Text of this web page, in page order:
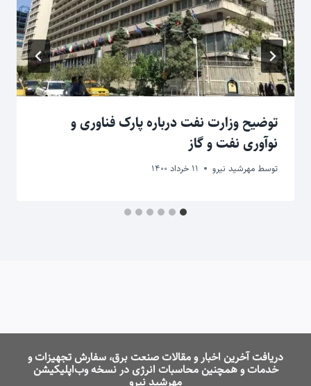
توضیح وزارت نفت درباره پارک فناوری و
نوآوری نفت و گاز
توسط مهرشید نیرو 11 خرداد 1400
دریافت آخرین اخبار و مقالات صنعت برق، سفارش تجهیزات و
خدمات و همچنین محاسبات انرژی در نسخه وب‌اپلیکیشن
مهرشید نیرو